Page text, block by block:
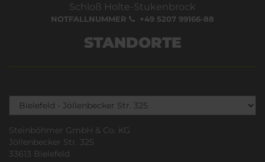
Schloß Holte-Stukenbrock
NOTFALLNUMMER +49 5207 99166-88
STANDORTE
Steinböhmer GmbH & Co. KG
Jöllenbecker Str. 325
33613 Bielefeld